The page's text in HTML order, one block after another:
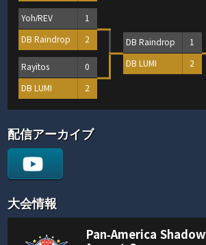
Yoh/REV 1
DB Raindrop 2
Rayitos 0
DB LUMI 2
DB Raindrop 1
DB LUMI 2
配信アーカイブ
大会情報
Pan-America